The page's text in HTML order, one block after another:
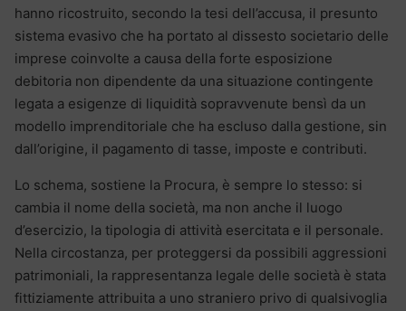
hanno ricostruito, secondo la tesi dell’accusa, il presunto
sistema evasivo che ha portato al dissesto societario delle
imprese coinvolte a causa della forte esposizione
debitoria non dipendente da una situazione contingente
legata a esigenze di liquidità sopravvenute bensì da un
modello imprenditoriale che ha escluso dalla gestione, sin
dall’origine, il pagamento di tasse, imposte e contributi.
Lo schema, sostiene la Procura, è sempre lo stesso: si
cambia il nome della società, ma non anche il luogo
d’esercizio, la tipologia di attività esercitata e il personale.
Nella circostanza, per proteggersi da possibili aggressioni
patrimoniali, la rappresentanza legale delle società è stata
fittiziamente attribuita a uno straniero privo di qualsivoglia